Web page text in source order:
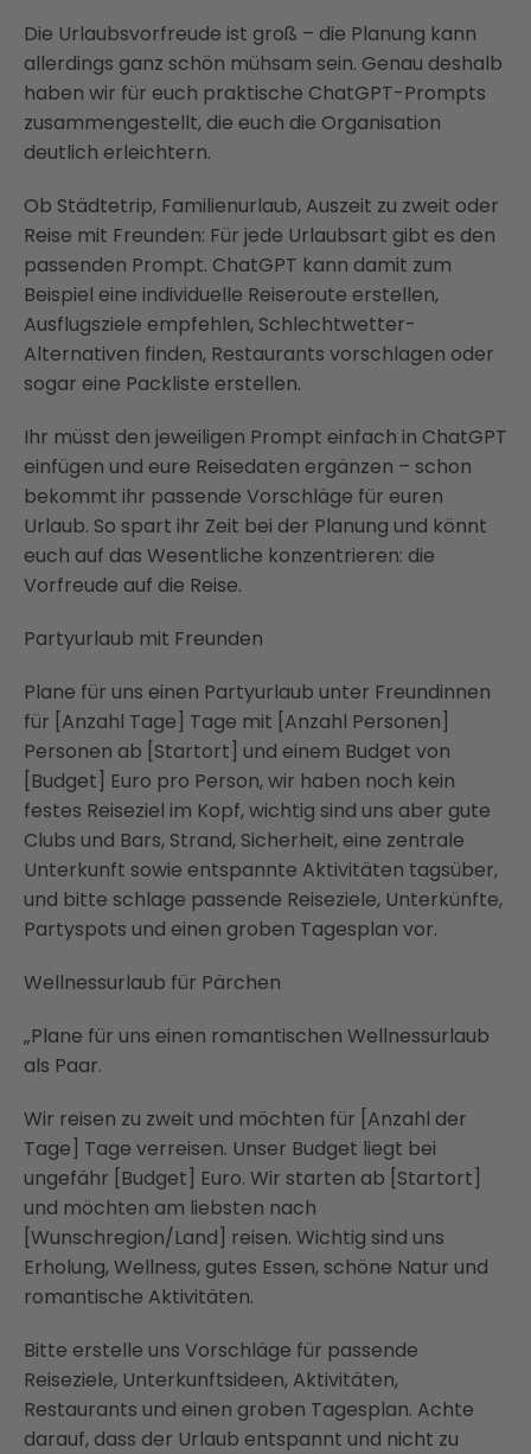
Die Urlaubsvorfreude ist groß – die Planung kann
allerdings ganz schön mühsam sein. Genau deshalb
haben wir für euch praktische ChatGPT-Prompts
zusammengestellt, die euch die Organisation
deutlich erleichtern.
Ob Städtetrip, Familienurlaub, Auszeit zu zweit oder
Reise mit Freunden: Für jede Urlaubsart gibt es den
passenden Prompt. ChatGPT kann damit zum
Beispiel eine individuelle Reiseroute erstellen,
Ausflugsziele empfehlen, Schlechtwetter-
Alternativen finden, Restaurants vorschlagen oder
sogar eine Packliste erstellen.
Ihr müsst den jeweiligen Prompt einfach in ChatGPT
einfügen und eure Reisedaten ergänzen – schon
bekommt ihr passende Vorschläge für euren
Urlaub. So spart ihr Zeit bei der Planung und könnt
euch auf das Wesentliche konzentrieren: die
Vorfreude auf die Reise.
Partyurlaub mit Freunden
Plane für uns einen Partyurlaub unter Freundinnen
für [Anzahl Tage] Tage mit [Anzahl Personen]
Personen ab [Startort] und einem Budget von
[Budget] Euro pro Person, wir haben noch kein
festes Reiseziel im Kopf, wichtig sind uns aber gute
Clubs und Bars, Strand, Sicherheit, eine zentrale
Unterkunft sowie entspannte Aktivitäten tagsüber,
und bitte schlage passende Reiseziele, Unterkünfte,
Partyspots und einen groben Tagesplan vor.
Wellnessurlaub für Pärchen
„Plane für uns einen romantischen Wellnessurlaub
als Paar.
Wir reisen zu zweit und möchten für [Anzahl der
Tage] Tage verreisen. Unser Budget liegt bei
ungefähr [Budget] Euro. Wir starten ab [Startort]
und möchten am liebsten nach
[Wunschregion/Land] reisen. Wichtig sind uns
Erholung, Wellness, gutes Essen, schöne Natur und
romantische Aktivitäten.
Bitte erstelle uns Vorschläge für passende
Reiseziele, Unterkunftsideen, Aktivitäten,
Restaurants und einen groben Tagesplan. Achte
darauf, dass der Urlaub entspannt und nicht zu